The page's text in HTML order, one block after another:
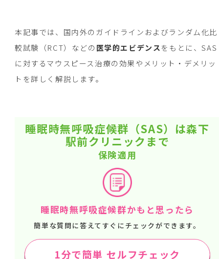
本記事では、国内外のガイドラインおよびランダム化比
較試験（RCT）などの 医学的エビデンスをもとに、SAS
に対するマウスピース治療の効果やメリット・デメリッ
トを詳しく解説します。
睡眠時無呼吸症候群（SAS）は森下
駅前クリニックまで
保険適用
睡眠時無呼吸症候群かもと思ったら
簡単な質問に答えてすぐにチェックができます。
1分で簡単 セルフチェック